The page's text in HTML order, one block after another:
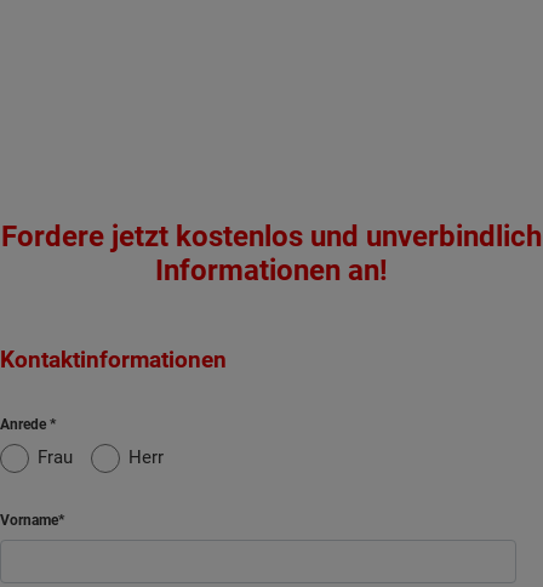
Fordere jetzt kostenlos und unverbindlich
Informationen an!
Kontaktinformationen
Anrede
Frau Herr
Vorname